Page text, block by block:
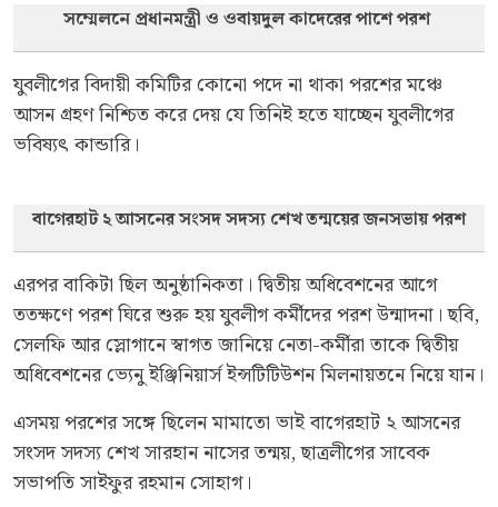
সম্মেলনে প্রধানমন্ত্রী ও ওবায়দুল কাদেরের পাশে পরশ
যুবলীগের বিদায়ী কমিটির কোনো পদে না থাকা পরশের মঞ্চে
আসন গ্রহণ নিশ্চিত করে দেয় যে তিনিই হতে যাচ্ছেন যুবলীগের
ভবিষ্যৎ কান্ডারি।
বাগেরহাট ২ আসনের সংসদ সদস্য শেখ তন্ময়ের জনসভায় পরশ
এরপর বাকিটা ছিল অনুষ্ঠানিকতা। দ্বিতীয় অধিবেশনের আগে
ততক্ষণে পরশ ঘিরে শুরু হয় যুবলীগ কর্মীদের পরশ উন্মাদনা। ছবি,
সেলফি আর স্লোগানে স্বাগত জানিয়ে নেতা-কর্মীরা তাকে দ্বিতীয়
অধিবেশনের ভ্যেনু ইঞ্জিনিয়ার্স ইন্সটিটিউশন মিলনায়তনে নিয়ে যান।
এসময় পরশের সঙ্গে ছিলেন মামাতো ভাই বাগেরহাট ২ আসনের
সংসদ সদস্য শেখ সারহান নাসের তন্ময়, ছাত্রলীগের সাবেক
সভাপতি সাইফুর রহমান সোহাগ।